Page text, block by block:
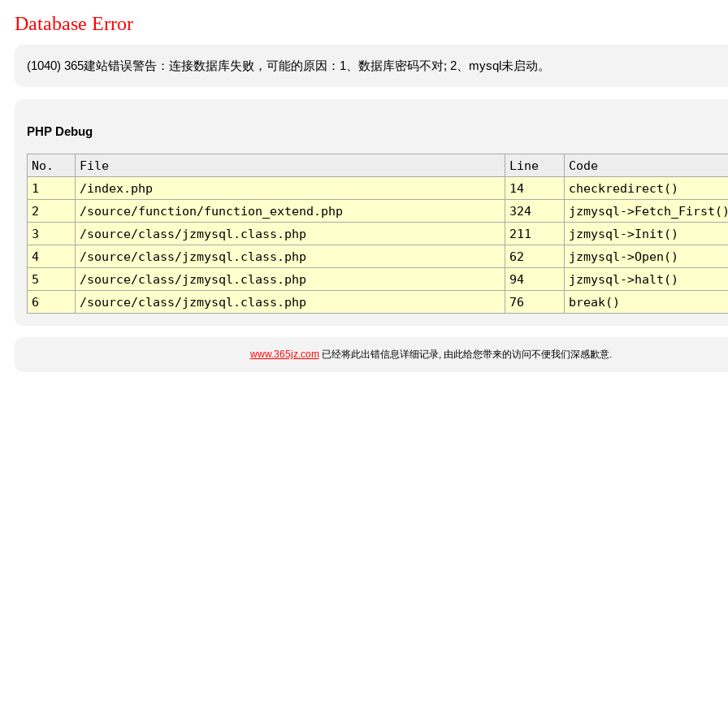
Database Error
(1040) 365建站错误警告：连接数据库失败，可能的原因：1、数据库密码不对; 2、mysql未启动。
PHP Debug
No. File Line
Code
1
/index.php 14
checkredirect()
2
/source/function/function_extend.php 324
jzmysql-
3
/source/class/jzmysql.class.php 211
jzmysql->Init()
4
/source/class/jzmysql.class.php 62
jzmysql->Open()
5
/source/class/jzmysql.class.php 94
jzmysql->halt()
6
/source/class/jzmysql.class.php 76 break()
www.365jz.com已经将此出错信息详细记录, 由此给您带来的访问不便我们深感歉意.